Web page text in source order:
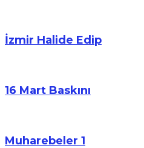
İzmir Halide Edip
16 Mart Baskını
Muharebeler 1